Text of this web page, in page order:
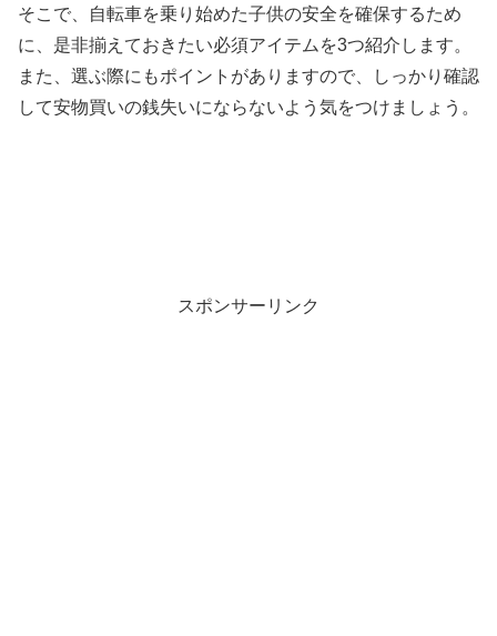
そこで、自転車を乗り始めた子供の安全を確保するため
に、是非揃えておきたい必須アイテムを3つ紹介します。
また、選ぶ際にもポイントがありますので、しっかり確認
して安物買いの銭失いにならないよう気をつけましょう。
スポンサーリンク